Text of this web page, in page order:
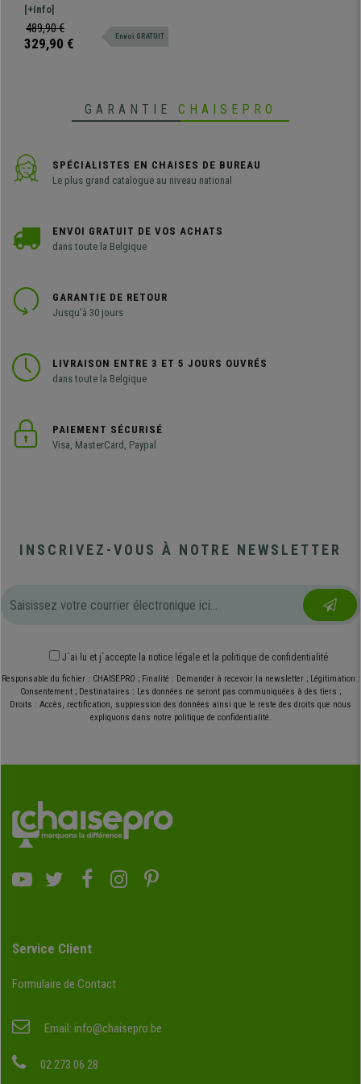
Structure en Métal, Grand
Rembourrage, Tissu Noir
structure métallique. Très
résistant, très pratique,
rembourrage épais. Disponible en
[+Info]
489,90 €
329,90 € Envoi GRATUIT
GARANTIE CHAISEPRO
SPÉCIALISTES EN CHAISES DE BUREAU
Le plus grand catalogue au niveau national
ENVOI GRATUIT DE VOS ACHATS
dans toute la Belgique
GARANTIE DE RETOUR
Jusqu'à 30 jours
LIVRAISON ENTRE 3 ET 5 JOURS OUVRÉS
dans toute la Belgique
PAIEMENT SÉCURISÉ
Visa, MasterCard, Paypal
INSCRIVEZ-VOUS À NOTRE NEWSLETTER
J´ai lu et j´accepte la notice légale et la politique de confidentialité
Responsable du fichier : CHAISEPRO ; Finalité : Demander à recevoir la newsletter ; Légitimation :
Consentement ; Destinataires : Les données ne seront pas communiquées à des tiers ;
Droits : Accès, rectification, suppression des données ainsi que le reste des droits que nous
expliquons dans notre politique de confidentialité.
Service Client
Formulaire de Contact
Email: info@chaisepro.be
02 273 06 28